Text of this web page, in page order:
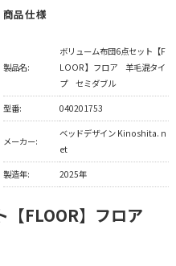
商品仕様
製品名:
ボリューム布団6点セット【F
LOOR 】フロア 羊毛混タイ
プ セミダブル
型番: 040201753
メーカー:
ベッドデザイン Kinoshita. n
et
製造年: 2025年
【FLOOR】フロア